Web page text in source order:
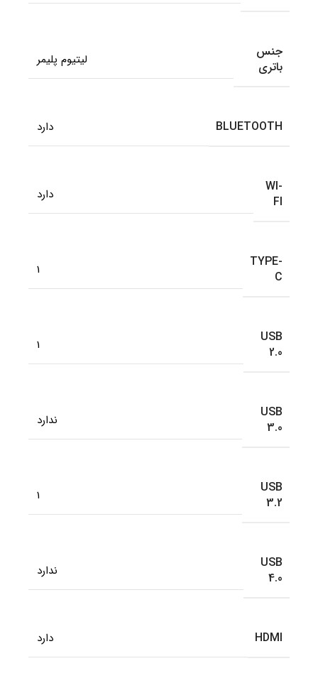
جنس
باتری
لیتیوم پلیمر
BLUETOOTH دارد
WI-
FI
دارد
TYPE-
C
1
USB
2.0
1
USB
3.0
ندارد
USB
3.2
1
USB
4.0
ندارد
HDMI دارد